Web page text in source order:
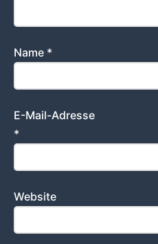
Name *
E-Mail-Adresse
*
Website